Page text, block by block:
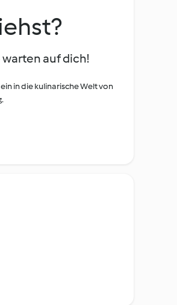
warten auf dich!
in die kulinarische Welt von